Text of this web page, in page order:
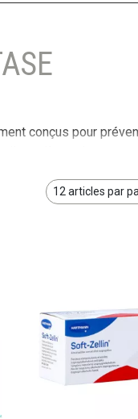
conçus pour
dès maintenant